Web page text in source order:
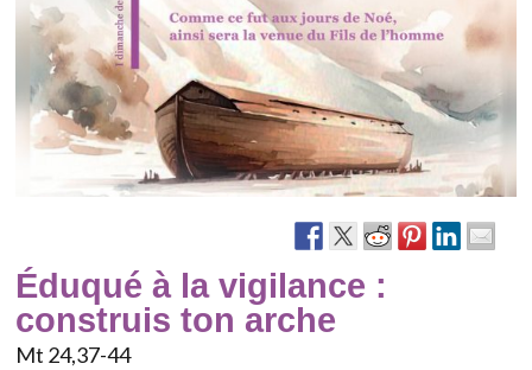
Éduqué à la vigilance :
construis ton arche
Mt 24,37-44